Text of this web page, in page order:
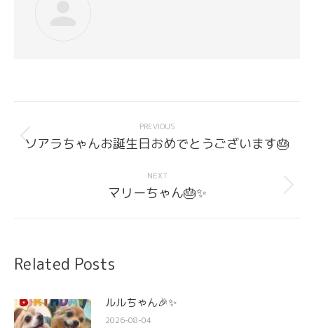
navigation
PREVIOUS
Previous
ソアラちゃんお誕生日おめでとうございます🎂
NEXT
Next
マリーちゃん🎂✨
Related Posts
ルルちゃん🎉✨
2026-08-04